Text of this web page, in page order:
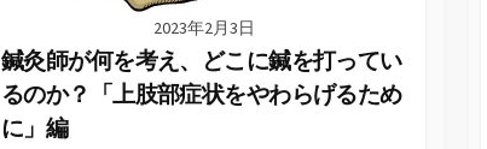
2023年2月3日
鍼灸師が何を考え、どこに鍼を打ってい
るのか？「上肢部症状をやわらげるため
に」編